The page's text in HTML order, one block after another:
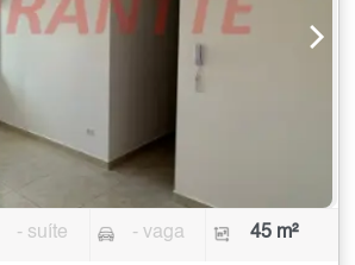
- suíte - vaga 45 m²